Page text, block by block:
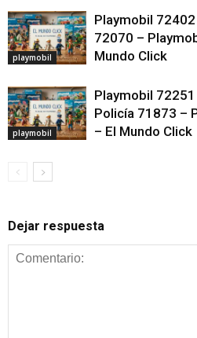
playmobil
Playmobil
72070 –
Mundo Click
playmobil
Playmobil
Policía 71873 –
– El Mundo Click
Dejar respuesta